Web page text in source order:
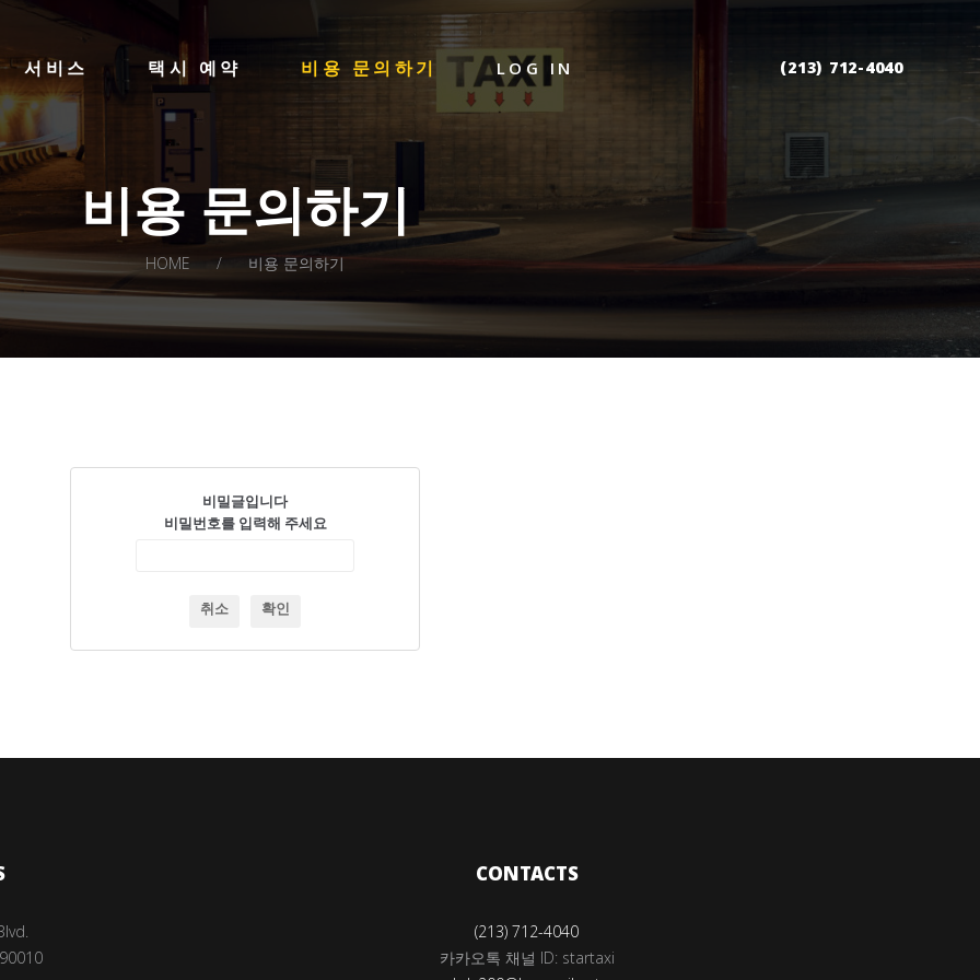
서비스 택시 예약 비용 문의하기 LOG IN (213) 712-4040
비용 문의하기
HOME 비용 문의하기
LA STAR TAXI -엘에이 스타 택시
엘에이 한인 택시 – 공항 픽업 -최저가
HOME
서비스
택시 예약
비용 문의하기
LOG IN
비밀글입니다
비밀번호를 입력해 주세요
취소 확인
CONTACTS
(213) 712-4040
카카오톡 채널 ID: startaxi